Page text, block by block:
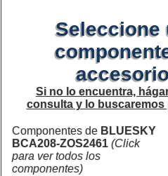
Seleccione
accesorio
Si no lo encuentra,
consulta y lo buscaremos
Componentes de BLUESKY
BCA208-ZOS2461 (Click
para ver todos los
componentes)